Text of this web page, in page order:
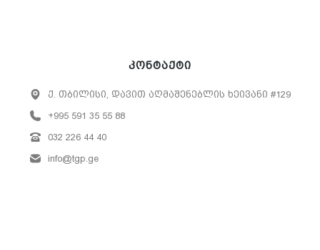
კონტაქტი
ქ. თბილისი, დავით აღმაშენებლის ხეივანი #129
+995 591 35 55 88
032 226 44 40
info@tgp.ge